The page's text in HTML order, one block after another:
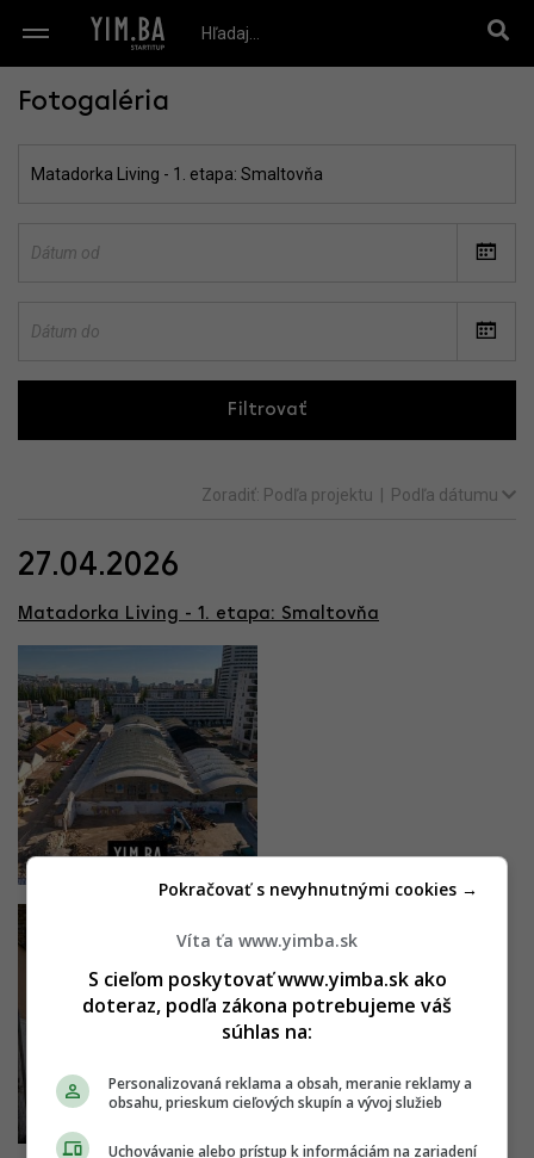
Fotogaléria
Filtrovať
Zoradiť: Podľa projektu Podľa dátumu
27.04.2026
Matadorka Living - 1. etapa: Smaltovňa
Víta ťa www.yimba.sk
S cieľom poskytovať www.yimba.sk ako
doteraz, podľa zákona potrebujeme váš
súhlas na:
Personalizovaná reklama a obsah, meranie reklamy a
obsahu, prieskum cieľových skupín a vývoj služieb
Uchovávanie alebo prístup k informáciám na zariadení
Pokračovať s nevyhnutnými cookies →